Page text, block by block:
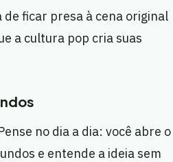
ficar presa à cena original
a cultura pop cria suas
no dia a dia: você abre o
e entende a ideia sem